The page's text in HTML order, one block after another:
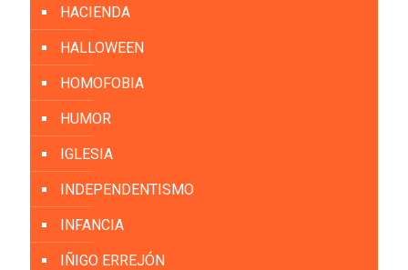
HACIENDA
HALLOWEEN
HOMOFOBIA
HUMOR
IGLESIA
INDEPENDENTISMO
INFANCIA
IÑIGO ERREJÓN